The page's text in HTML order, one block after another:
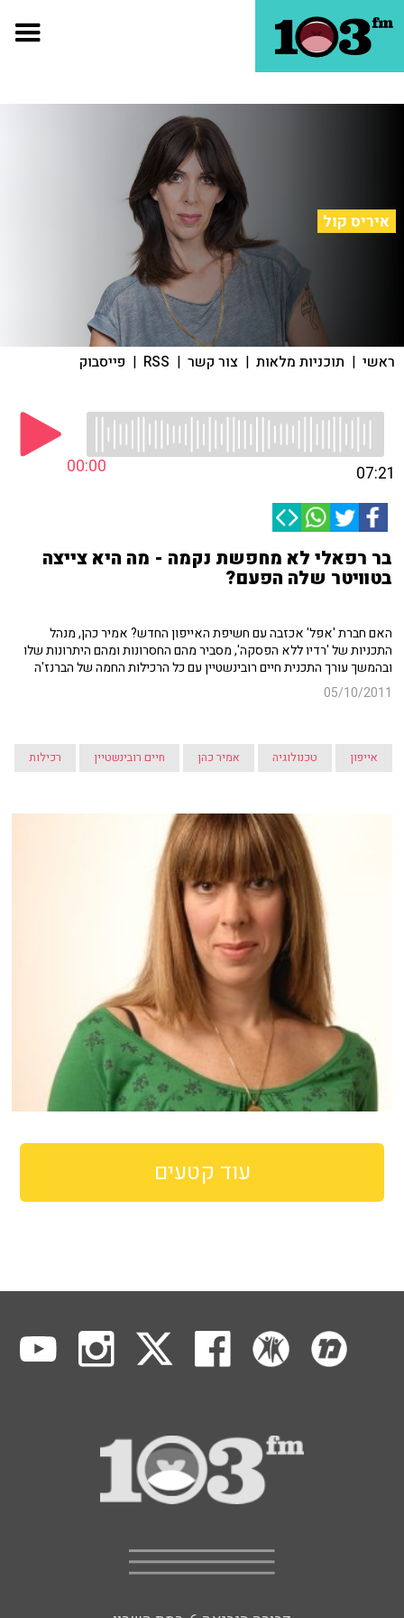
איריס קול
ראשי | תוכניות מלאות | צור קשר |
RSS
| פייסבוק
00:00 07:21
בר רפאלי לא מחפשת נקמה - מה היא צייצה
בטוויטר שלה הפעם?
האם חברת 'אפל' אכזבה עם חשיפת האייפון החדש? אמיר כהן, מנהל
התכניות של 'רדיו ללא הפסקה', מסביר מהם החסרונות ומהם היתרונות שלו
ובהמשך עורך התכנית חיים רובינשטיין עם כל הרכילות החמה של הברנז'ה
05/10/2011
אייפון טכנולוגיה אמיר כהן חיים רובינשטיין רכילות
עוד קטעים